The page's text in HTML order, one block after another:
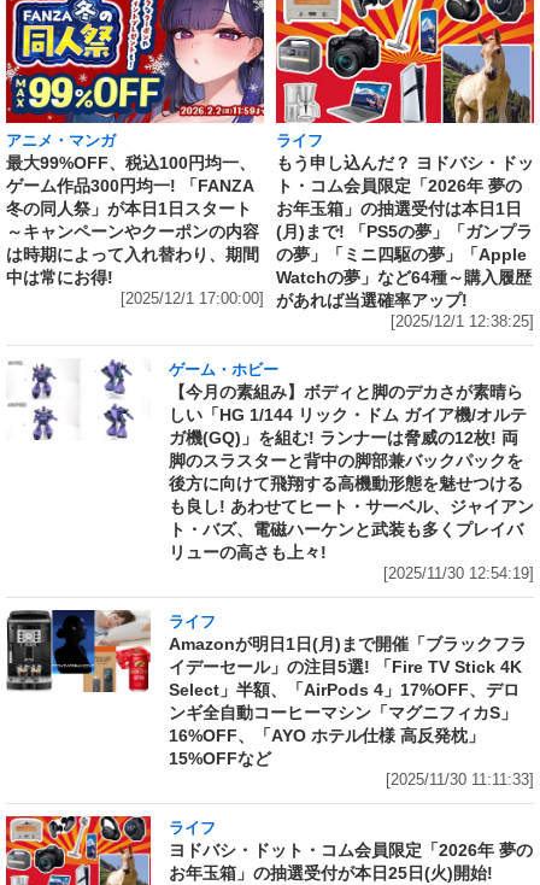
アニメ・マンガ
最大99%OFF、税込100円均一、
ゲーム作品300円均一! 「FANZA
冬の同人祭」が本日1日スタート
～キャンペーンやクーポンの内容
は時期によって入れ替わり、期間
中は常にお得!
[2025/12/1 17:00:00]
ライフ
もう申し込んだ？ ヨドバシ・ドッ
ト・コム会員限定「2026年 夢の
お年玉箱」の抽選受付は本日1日
(月)まで! 「PS5の夢」「ガンプラ
の夢」「ミニ四駆の夢」「Apple
Watchの夢」など64種～購入履歴
があれば当選確率アップ!
[2025/12/1 12:38:25]
ゲーム・ホビー
【今月の素組み】ボディと脚のデカさが素晴ら
しい「HG 1/144 リック・ドム ガイア機/オルテ
ガ機(GQ)」を組む! ランナーは脅威の12枚! 両
脚のスラスターと背中の脚部兼バックパックを
後方に向けて飛翔する高機動形態を魅せつける
も良し! あわせてヒート・サーベル、ジャイアン
ト・バズ、電磁ハーケンと武装も多くプレイバ
リューの高さも上々!
[2025/11/30 12:54:19]
ライフ
Amazonが明日1日(月)まで開催「ブラックフラ
イデーセール」の注目5選! 「Fire TV Stick 4K
Select」半額、「AirPods 4」17%OFF、デロ
ンギ全自動コーヒーマシン「マグニフィカS」
16%OFF、「AYO ホテル仕様 高反発枕」
15%OFFなど
[2025/11/30 11:11:33]
ライフ
ヨドバシ・ドット・コム会員限定「2026年 夢の
お年玉箱」の抽選受付が本日25日(火)開始!